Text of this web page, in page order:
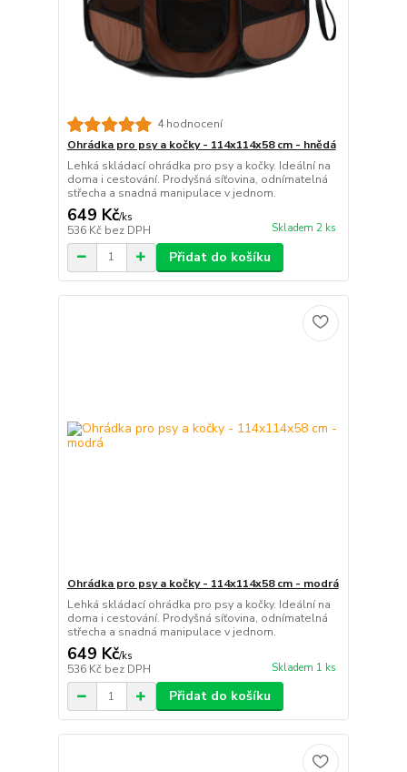
4 hodnocení
Ohrádka pro psy a kočky - 114x114x58 cm - hnědá
Lehká skládací ohrádka pro psy a kočky. Ideální na
doma i cestování. Prodyšná síťovina, odnímatelná
střecha a snadná manipulace v jednom.
649 Kč/ks
536 Kč bez DPH Skladem 2 ks
Přidat do košíku
Ohrádka pro psy a kočky - 114x114x58 cm - modrá
Lehká skládací ohrádka pro psy a kočky. Ideální na
doma i cestování. Prodyšná síťovina, odnímatelná
střecha a snadná manipulace v jednom.
649 Kč/ks
536 Kč bez DPH Skladem 1 ks
Přidat do košíku